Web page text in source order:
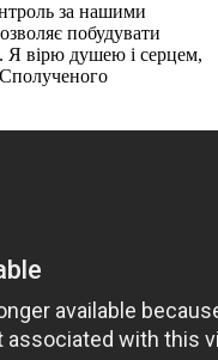
за нашими
побудувати
Я вірю душею і серцем,